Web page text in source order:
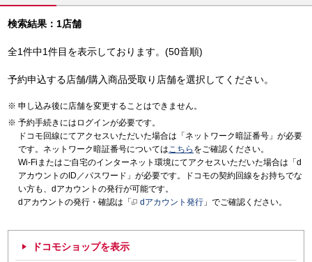
検索結果：1店舗
全1件中1件目を表示しております。(50音順)
予約申込する店舗/購入商品受取り店舗を選択してください。
申し込み後に店舗を変更することはできません。
予約手続きにはログインが必要です。
ドコモ回線にてアクセスいただいた場合は「ネットワーク暗証番号」が必要
です。ネットワーク暗証番号についてはこちら をご確認ください。
Wi-Fiまたはご自宅のインターネット環境にてアクセスいただいた場合は「d
アカウントのID／パスワード」が必要です。ドコモの契約回線をお持ちでな
い方も、dアカウントの発行が可能です。
dアカウントの発行・確認は「
dアカウント発行 」でご確認ください。
ドコモショップを表示